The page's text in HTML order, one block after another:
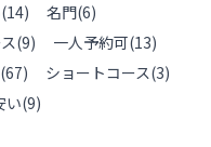
(14) 名門(6)
(9) 一人予約可(13)
(67) ショートコース(3)
い(9)